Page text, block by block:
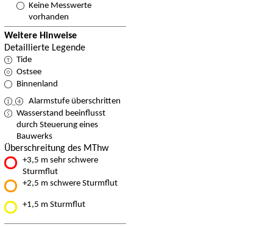
Keine Messwerte
vorhanden
Weitere Hinweise
Detaillierte Legende
Tide
Ostsee
Binnenland
Alarmstufe überschritten
Wasserstand beeinflusst
durch Steuerung eines
Bauwerks
Überschreitung des MThw
+3,5 m sehr schwere
Sturmflut
+2,5 m schwere Sturmflut
+1,5 m Sturmflut